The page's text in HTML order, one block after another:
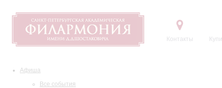
Контакты
Афиша
Все события